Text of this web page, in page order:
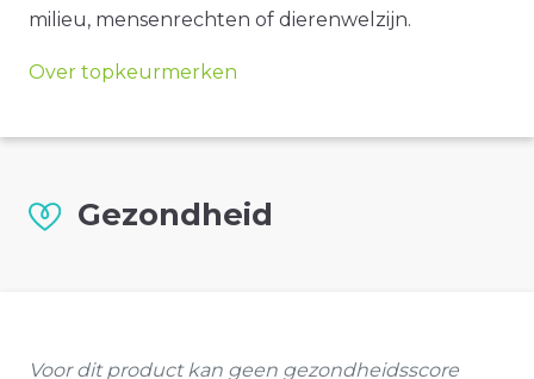
milieu, mensenrechten of dierenwelzijn.
Over topkeurmerken
Gezondheid
Voor dit product kan geen gezondheidsscore